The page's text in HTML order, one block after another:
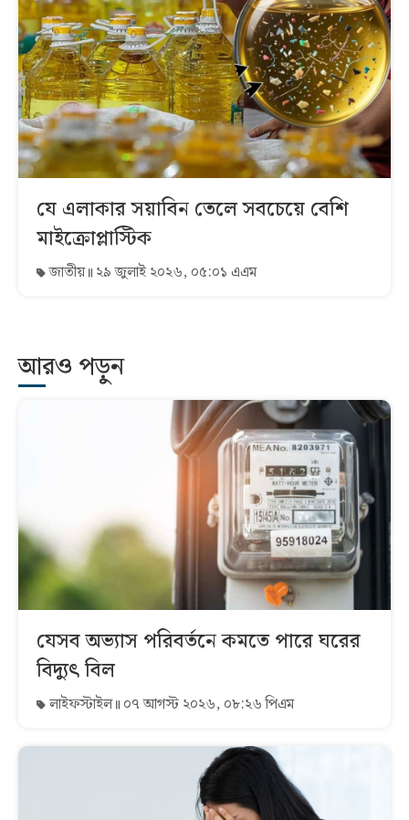
যে এলাকার সয়াবিন তেলে সবচেয়ে বেশি
মাইক্রোপ্লাস্টিক
জাতীয় ২৯ জুলাই ২০২৬, ০৫:০১ এএম
আরও পড়ুন
যেসব অভ্যাস পরিবর্তনে কমতে পারে ঘরের
বিদ্যুৎ বিল
লাইফস্টাইল ০৭ আগস্ট ২০২৬, ০৮:২৬ পিএম